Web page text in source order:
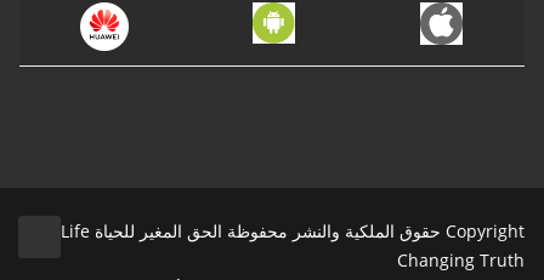
Copyright حقوق الملكية والنشر محفوظة الحق المغير للحياة Life
Changing Truth